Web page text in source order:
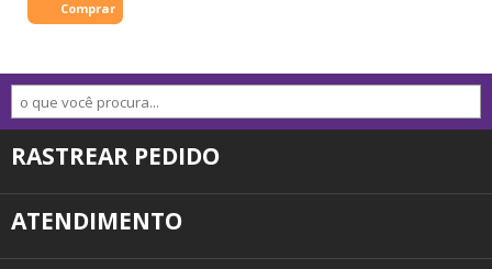
RASTREAR PEDIDO
ATENDIMENTO